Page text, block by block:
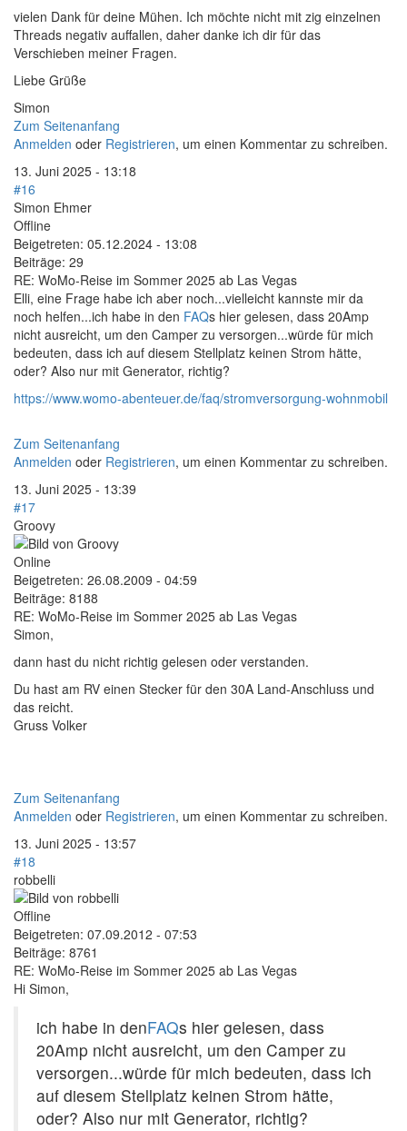
vielen Dank für deine Mühen. Ich möchte nicht mit zig einzelnen
Threads negativ auffallen, daher danke ich dir für das
Verschieben meiner Fragen.
Liebe Grüße
Simon
Zum Seitenanfang
Anmelden oder Registrieren, um einen Kommentar zu schreiben.
13. Juni 2025 - 13:18
#16
Simon Ehmer
Offline
Beigetreten: 05.12.2024 - 13:08
Beiträge: 29
RE: WoMo-Reise im Sommer 2025 ab Las Vegas
Elli, eine Frage habe ich aber noch...vielleicht kannste mir da
noch helfen...ich habe in den FAQs hier gelesen, dass 20Amp
nicht ausreicht, um den Camper zu versorgen...würde für mich
bedeuten, dass ich auf diesem Stellplatz keinen Strom hätte,
oder? Also nur mit Generator, richtig?
https://www.womo-abenteuer.de/faq/stromversorgung-wohnmobil
Zum Seitenanfang
Anmelden oder Registrieren, um einen Kommentar zu schreiben.
13. Juni 2025 - 13:39
#17
Groovy
Online
Beigetreten: 26.08.2009 - 04:59
Beiträge: 8188
RE: WoMo-Reise im Sommer 2025 ab Las Vegas
Simon,
dann hast du nicht richtig gelesen oder verstanden.
Du hast am RV einen Stecker für den 30A Land-Anschluss und
das reicht.
Gruss Volker
Zum Seitenanfang
Anmelden oder Registrieren, um einen Kommentar zu schreiben.
13. Juni 2025 - 13:57
#18
robbelli
Offline
Beigetreten: 07.09.2012 - 07:53
Beiträge: 8761
RE: WoMo-Reise im Sommer 2025 ab Las Vegas
Hi Simon,
ich habe in denFAQs hier gelesen, dass
20Amp nicht ausreicht, um den Camper zu
versorgen...würde für mich bedeuten, dass ich
auf diesem Stellplatz keinen Strom hätte,
oder? Also nur mit Generator, richtig?